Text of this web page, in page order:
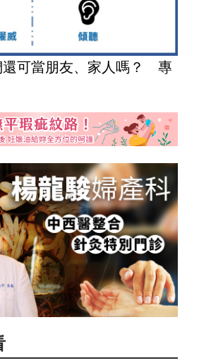
還可當朋友、家人嗎？ 專